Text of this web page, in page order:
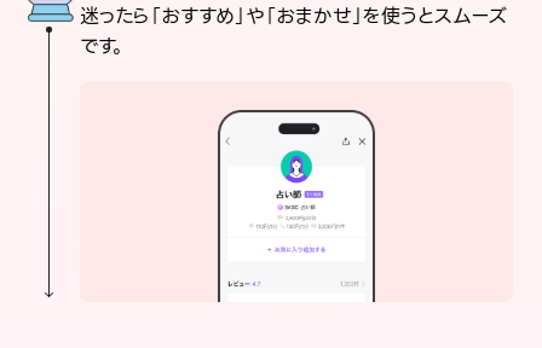
迷ったら「おすすめ」や「おまかせ」を使うとスムーズ
です。